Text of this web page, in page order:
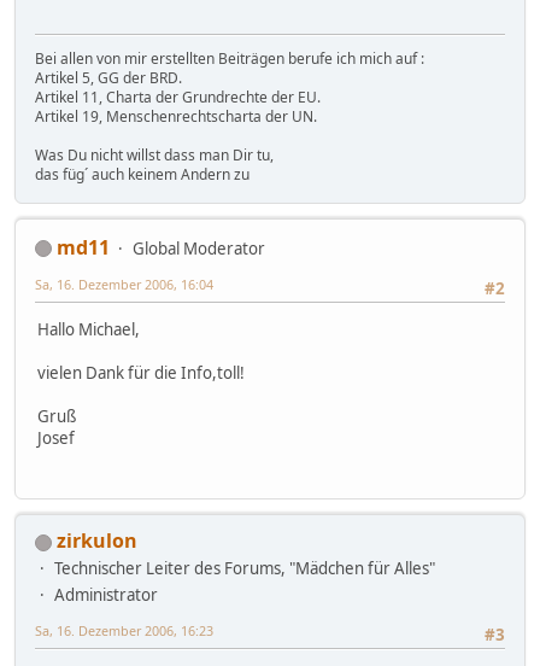
Bei allen von mir erstellten Beiträgen berufe ich mich auf :
Artikel 5, GG der BRD.
Artikel 11, Charta der Grundrechte der EU.
Artikel 19, Menschenrechtscharta der UN.
Was Du nicht willst dass man Dir tu,
das füg´ auch keinem Andern zu
md11
Global Moderator
#2
Sa, 16. Dezember 2006, 16:04
Hallo Michael,
vielen Dank für die Info,toll!
Gruß
Josef
zirkulon
Technischer Leiter des Forums, "Mädchen für Alles"
Administrator
#3
Sa, 16. Dezember 2006, 16:23